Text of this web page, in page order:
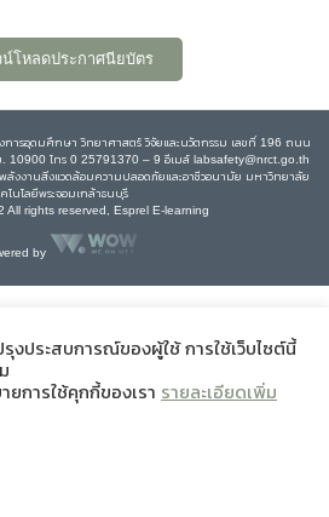
น์โหลดประกาศนียบัตร
การอุดมศึกษา วิทยาศาสตร์ วิจัยและนวัตกรรม เลขที่ 196 ถนน
. 10900 โทร 0 25791370 – 9 อีเมล์ labsafety@nrct.go.th
งงานสิ่งแวดล้อมความปลอดภัยและอาชีวอนามัย มหาวิทยาลัย
โนโลยีพระจอมเกล้าธนบุรี
All rights reserved, Esprel E-learning
by
งประสบการณ์ของผู้ใช้ การใช้เว็บไซต์นี้
ยการใช้คุกกี้ของเรา รายละเอียดเพิ่ม